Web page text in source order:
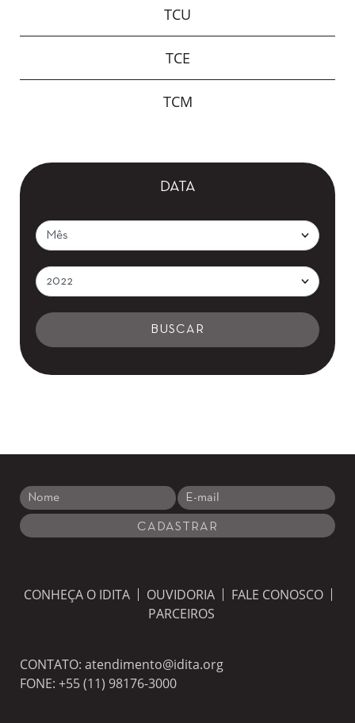
TCU
TCE
TCM
DATA
CONHEÇA O IDITA OUVIDORIA
FALE CONOSCO
PARCEIROS
CONTATO: atendimento@idita.org
FONE: +55 (11) 98176-3000